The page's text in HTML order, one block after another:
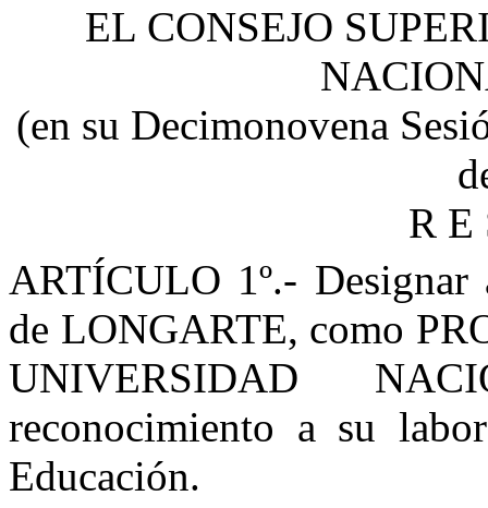
EL CONSEJO
(en su Decimonovena
R E
ARTÍCULO 1º.-
de LONGARTE, como
UNIVERSIDAD
reconocimiento a su
Educación.